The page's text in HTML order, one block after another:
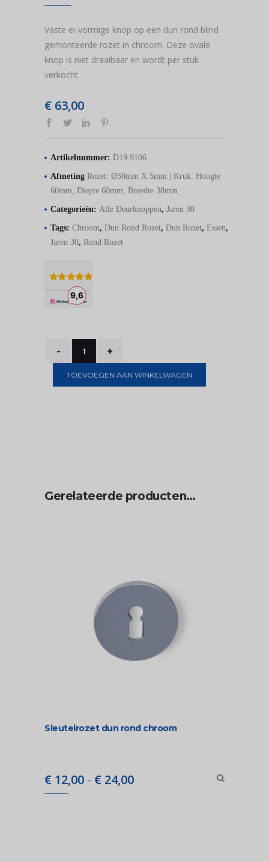
Vaste ei-vormige knop op een dun rond blind
gemonteerde rozet in chroom. Deze ovale
knop is niet draaibaar en wordt per stuk
verkocht.
€ 63,00
Artikelnummer: D19.9106
Afmeting Rozet: Ø50mm X 5mm | Kruk: Hoogte
60mm, Diepte 60mm, Breedte 38mm
Categorieën: Alle Deurknoppen, Jaren 30
Tags: Chroom, Dun Rond Rozet, Dun Rozet, Essen,
Jaren 30, Rond Rozet
TOEVOEGEN AAN WINKELWAGEN
Gerelateerde producten…
Sleutelrozet dun rond chroom
€ 12,00 - € 24,00Prijsklasse: